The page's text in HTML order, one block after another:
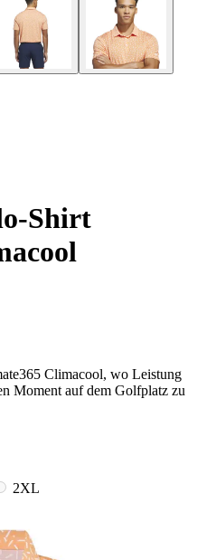
Shirt
Climacool, wo Leistung
Moment auf dem Golfplatz zu
2XL